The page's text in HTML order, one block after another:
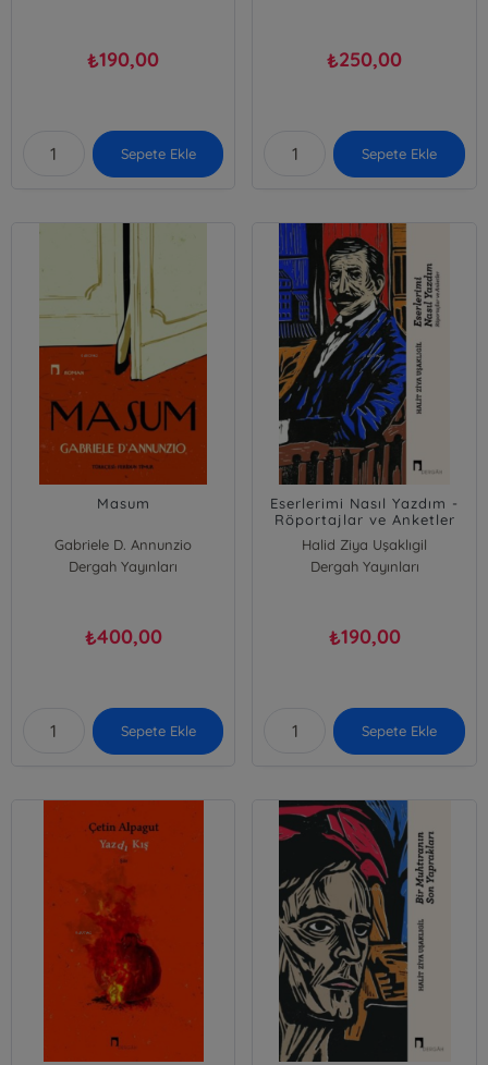
₺190,00
Sepete Ekle
₺250,00
Sepete Ekle
Masum
Gabriele D. Annunzio
Dergah Yayınları
₺400,00
Sepete Ekle
Eserlerimi Nasıl Yazdım -
Röportajlar ve Anketler
Halid Ziya Uşaklıgil
Dergah Yayınları
₺190,00
Sepete Ekle